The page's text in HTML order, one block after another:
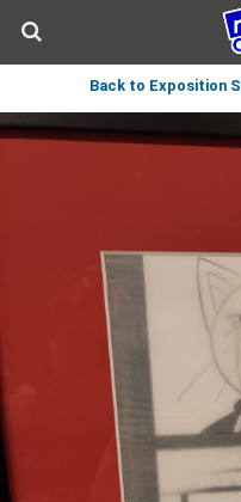
Back to Exposition